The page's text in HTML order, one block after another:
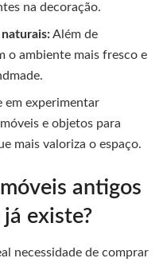
na decoração.
Além de
o ambiente mais fresco e
em experimentar
e objetos para
mais valoriza o espaço.
antigos
existe?
necessidade de comprar